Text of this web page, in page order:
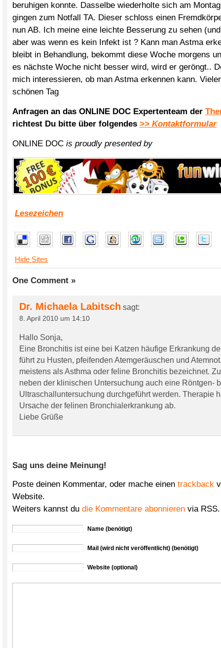
beruhigen konnte. Dasselbe wiederholte sich am
gingen zum Notfall TA. Dieser schloss einen
nun AB. Ich meine eine leichte Besserung zu sehen
aber was wenn es kein Infekt ist ? Kann man Astma
bleibt in Behandlung, bekommt diese Woche morgens
es nächste Woche nicht besser wird, wird er geröngt..
mich interessieren, ob man Astma erkennen kann.
schönen Tag
Anfragen an das ONLINE DOC Expertenteam der
richtest Du bitte über folgendes >> Kontaktformular
ONLINE DOC is proudly presented by
Lesezeichen
Hide Sites
One Comment »
Dr. Michaela Labitsch sagt:
8. April 2010 um 14:10
Hallo Sonja,
Eine Bronchitis ist eine bei Katzen häufige Erkrankung
führt zu Husten, pfeifenden Atemgeräuschen und
meistens als Asthma oder feline Bronchitis bezeichnet.
neben der klinischen Untersuchung auch eine Röntgen-
Ultraschalluntersuchung durchgeführt werden. Therapie
Ursache der felinen Bronchialerkrankung ab.
Liebe Grüße
Sag uns deine Meinung!
Poste deinen Kommentar, oder mache einen trackback
Website.
Weiters kannst du die Kommentare abonnieren via RSS.
Name (benötigt)
Mail (wird nicht veröffentlicht) (benötigt)
Website (optional)